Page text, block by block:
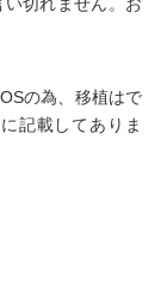
切れません。お
の為、移植はで
記載してありま